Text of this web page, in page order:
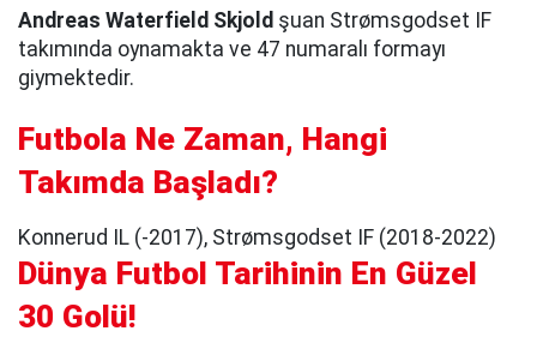
Andreas Waterfield Skjold şuan Strømsgodset IF
takımında oynamakta ve 47 numaralı formayı
giymektedir.
Futbola Ne Zaman, Hangi
Takımda Başladı?
Konnerud IL (-2017), Strømsgodset IF (2018-2022)
Dünya Futbol Tarihinin En Güzel
30 Golü!